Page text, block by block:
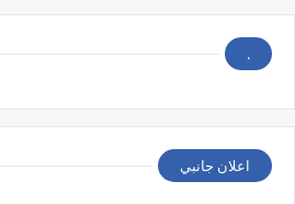
.
اعلان جانبي